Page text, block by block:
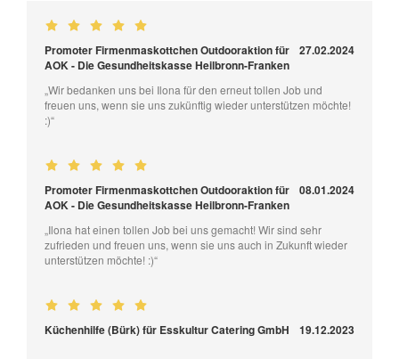
Promoter Firmenmaskottchen Outdooraktion für
AOK - Die Gesundheitskasse Heilbronn-Franken
27.02.2024
„Wir bedanken uns bei Ilona für den erneut tollen Job und
freuen uns, wenn sie uns zukünftig wieder unterstützen möchte!
:)“
Promoter Firmenmaskottchen Outdooraktion für
AOK - Die Gesundheitskasse Heilbronn-Franken
08.01.2024
„Ilona hat einen tollen Job bei uns gemacht! Wir sind sehr
zufrieden und freuen uns, wenn sie uns auch in Zukunft wieder
unterstützen möchte! :)“
Küchenhilfe (Bürk) für Esskultur Catering GmbH 19.12.2023